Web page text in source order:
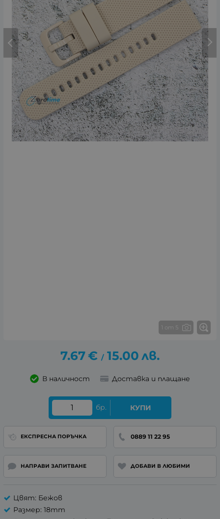
1 от 5
7.67€ / 15.00 лв.
В наличност Доставка и плащане
бр. КУПИ
ЕКСПРЕСНА ПОРЪЧКА 0889 11 22 95
НАПРАВИ ЗАПИТВАНЕ ДОБАВИ В ЛЮБИМИ
Цвят: Бежов
Размер: 18mm